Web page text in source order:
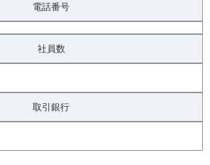
電話番号
社員数
取引銀行